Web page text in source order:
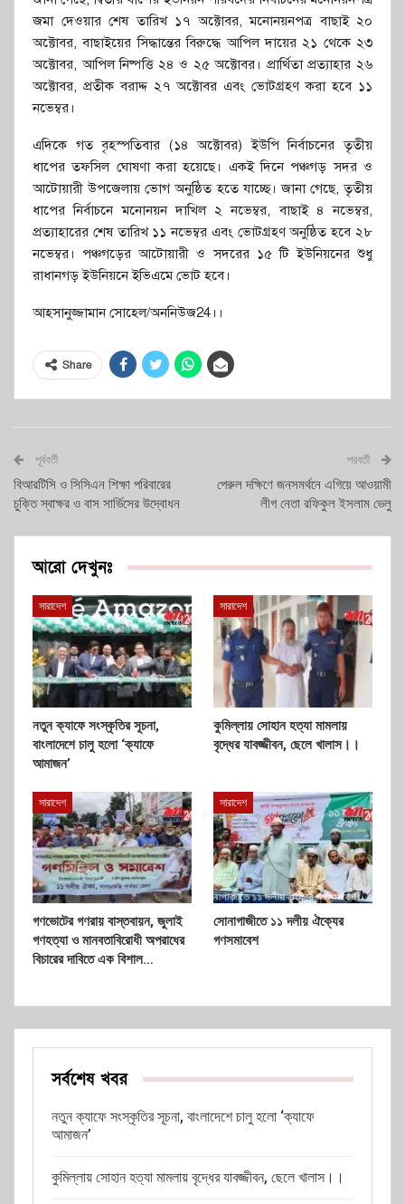
জমা দেওয়ার শেষ তারিখ ১৭ অক্টোবর, মনোনয়নপত্র বাছাই ২০
অক্টোবর, বাছাইয়ের সিদ্ধান্তের বিরুদ্ধে আপিল দায়ের ২১ থেকে ২৩
অক্টোবর, আপিল নিষ্পত্তি ২৪ ও ২৫ অক্টোবর। প্রার্থিতা প্রত্যাহার ২৬
অক্টোবর, প্রতীক বরাদ্দ ২৭ অক্টোবর এবং ভোটগ্রহণ করা হবে ১১
নভেম্বর।
এদিকে গত বৃহস্পতিবার (১৪ অক্টোবর) ইউপি নির্বাচনের তৃতীয়
ধাপের তফসিল ঘোষণা করা হয়েছে। একই দিনে পঞ্চগড় সদর ও
আটোয়ারী উপজেলায় ভোগ অনুষ্ঠিত হতে যাচ্ছে। জানা গেছে, তৃতীয়
ধাপের নির্বাচনে মনোনয়ন দাখিল ২ নভেম্বর, বাছাই ৪ নভেম্বর,
প্রত্যাহারের শেষ তারিখ ১১ নভেম্বর এবং ভোটগ্রহণ অনুষ্ঠিত হবে ২৮
নভেম্বর। পঞ্চগড়ের আটোয়ারী ও সদরের ১৫ টি ইউনিয়নের শুধু
রাধানগড় ইউনিয়নে ইভিএমে ভোট হবে।
আহসানুজ্জামান সোহেল/অননিউজ24।।
Share
পূর্ববর্তী
বিআরটিসি ও সিসিএন শিক্ষা পরিবারের
চুক্তি স্বাক্ষর ও বাস সার্ভিসের উদ্বোধন
পরবর্তী
পেরুল দক্ষিণে জনসমর্থনে এগিয়ে আওয়ামী
লীগ নেতা রফিকুল ইসলাম ভেলু
আরো দেখুনঃ
সারাদেশ
নতুন ক্যাফে সংস্কৃতির সূচনা,
বাংলাদেশে চালু হলো ‘ক্যাফে
আমাজন’
সারাদেশ
কুমিল্লায় সোহান হত্যা মামলায়
বৃদ্ধের যাবজ্জীবন, ছেলে খালাস।।
সারাদেশ
গণভোটের গণরায় বাস্তবায়ন, জুলাই
গণহত্যা ও মানবতাবিরোধী অপরাধের
বিচারের দাবিতে এক বিশাল…
সারাদেশ
সোনাগাজীতে ১১ দলীয় ঐক্যের
গণসমাবেশ
সর্বশেষ খবর
নতুন ক্যাফে সংস্কৃতির সূচনা, বাংলাদেশে চালু হলো ‘ক্যাফে
আমাজন’
কুমিল্লায় সোহান হত্যা মামলায় বৃদ্ধের যাবজ্জীবন, ছেলে খালাস।।